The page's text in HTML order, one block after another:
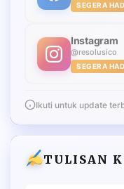
SEGERA
Instagram
@resolusico
SEGERA
Ikuti untuk update
TULISAN